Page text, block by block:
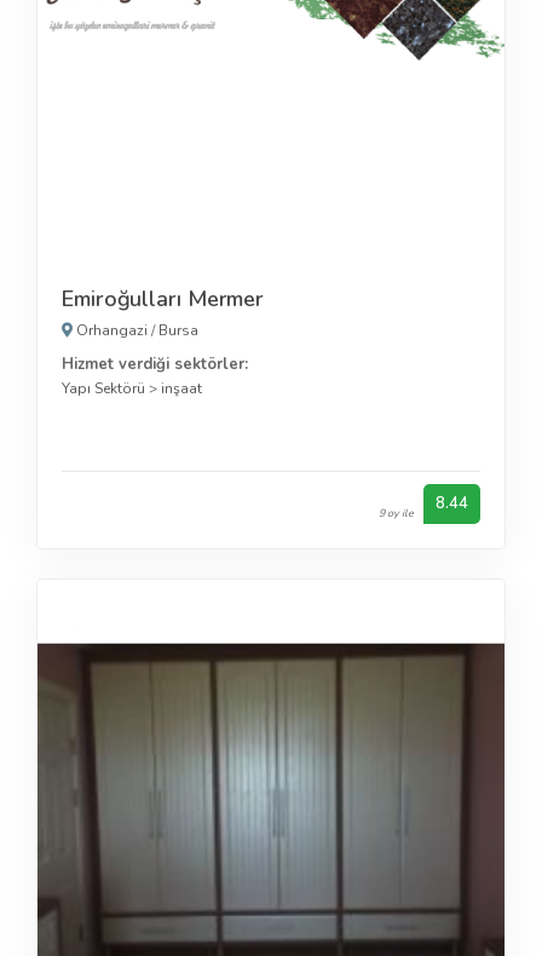
Emiroğulları Mermer
Orhangazi /Bursa
Hizmet verdiği sektörler:
Yapı Sektörü > inşaat
9 oy ile 8.44